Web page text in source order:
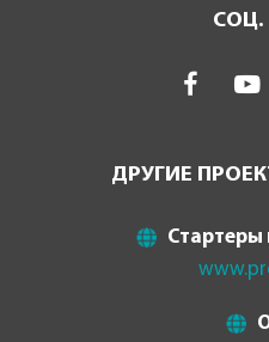
СОЦ.
ДРУГИЕ
Стартеры